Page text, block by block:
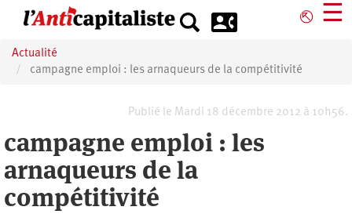
principal
⎋ ☰
Actualité
campagne emploi : les arnaqueurs de la compétitivité
Publié le Mardi 18 décembre 2012 à 10h56.
campagne emploi : les
arnaqueurs de la
compétitivité